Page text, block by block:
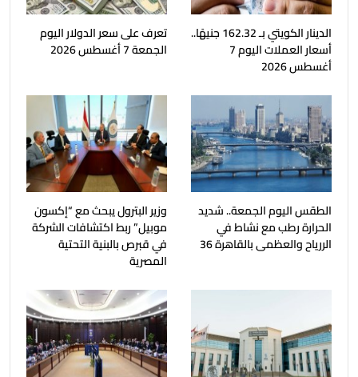
الدينار الكويتي بـ 162.32 جنيهًا..
أسعار العملات اليوم 7
أغسطس 2026
تعرف على سعر الدولار اليوم
الجمعة 7 أغسطس 2026
الطقس اليوم الجمعة.. شديد
الحرارة رطب مع نشاط في
الررياح والعظمى بالقاهرة 36
وزير البترول يبحث مع “إكسون
موبيل” ربط اكتشافات الشركة
في قبرص بالبنية التحتية
المصرية